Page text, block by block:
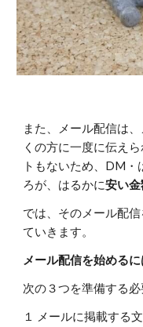
また、メール配信は
くの方に一度に伝え
トもないため、DM・
ろが、はるかに安い金
では、そのメール配
ていきます。
メール配信を始める
次の３つを準備する必
１ メールに掲載する